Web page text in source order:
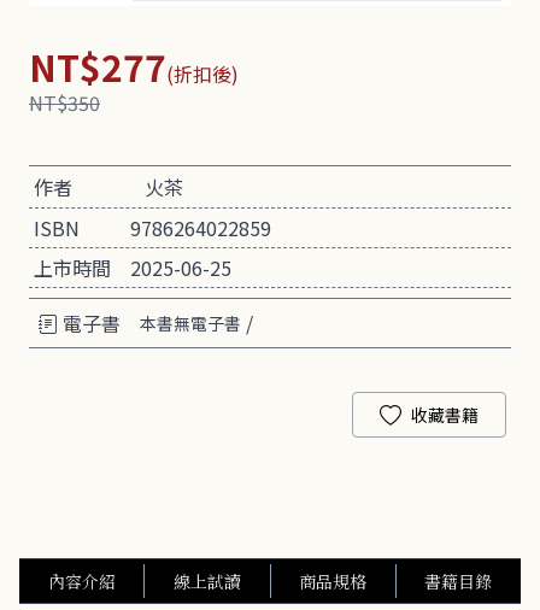
NT$277(折扣後)
NT$350
作者
火茶
ISBN
9786264022859
上市時間
2025-06-25
電子書
本書無電子書 /
收藏書籍
內容介紹 線上試讀 商品規格 書籍目錄